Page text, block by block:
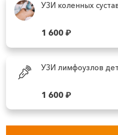
УЗИ коленных
1 600₽
УЗИ лимфоузлов
1 600₽